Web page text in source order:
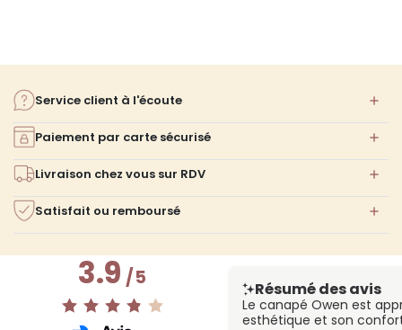
Service client à l'écoute
Paiement par carte sécurisé
Livraison chez vous sur RDV
Satisfait ou remboursé
3.9/5 Résumé des avis
Le canapé Owen est
esthétique et son